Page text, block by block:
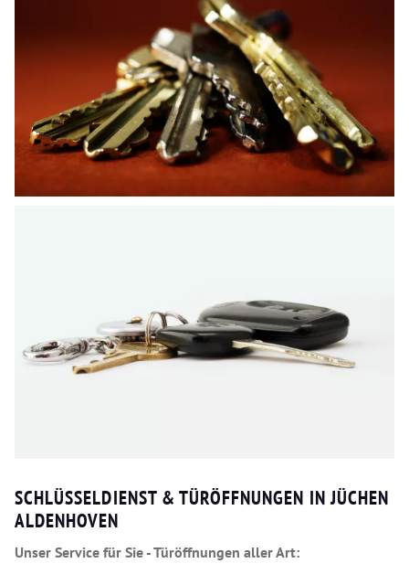
SCHLÜSSELDIENST & TÜRÖFFNUNGEN IN JÜCHEN
ALDENHOVEN
Unser Service für Sie - Türöffnungen aller Art: